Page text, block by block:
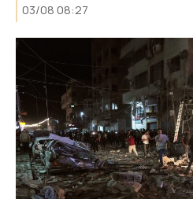
03/08 08:27